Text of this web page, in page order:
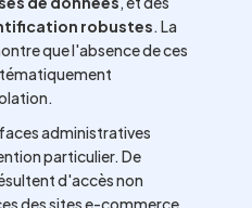
robustes. La
que l'absence de ces
administratives
particulier. De
d'accès non
des sites e-commerce,